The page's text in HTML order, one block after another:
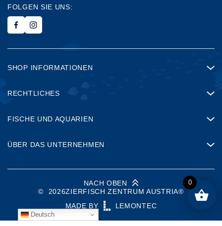
FOLGEN SIE UNS:
SHOP INFORMATIONEN
RECHTLICHES
FISCHE UND AQUARIEN
ÜBER DAS UNTERNEHMEN
© 2026ZIERFISCH ZENTRUM AUSTRIA®
MADE BY
LEMONTEC
NACH OBEN
Deutsch
0